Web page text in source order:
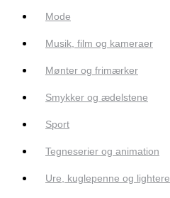
Mode
Musik, film og kameraer
Mønter og frimærker
Smykker og ædelstene
Sport
Tegneserier og animation
Ure, kuglepenne og lightere